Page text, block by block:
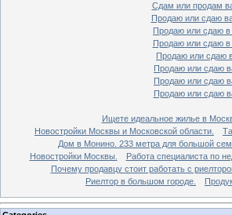
Сдам или продам
Продаю или сдаю
Продаю или сдаю в
Продаю или сдаю в
Продаю или сдаю
Продаю или сдаю
Продаю или сдаю
Продаю или сдаю
Ищете идеальное жилье в
Новостройки Москвы и Московской области.
Дом в Монино. 233 метра для большой
Новостройки Москвы.
Работа специалиста по
Почему продавцу стоит работать с
Риелтор в большом городе.